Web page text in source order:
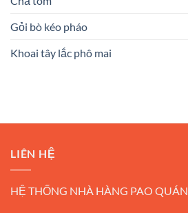
Gỏi bò kéo pháo
Khoai tây lắc phô mai
LIÊN HỆ
HỆ THỐNG NHÀ HÀNG PAO QUÁN